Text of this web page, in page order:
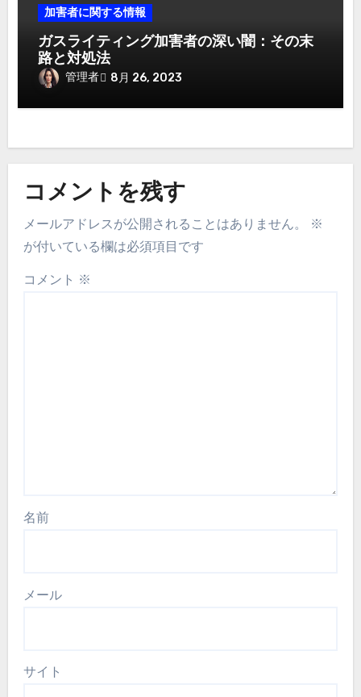
加害者に関する情報
ガスライティング加害者の深い闇：その末
路と対処法
管理者 8月 26, 2023
コメントを残す
メールアドレスが公開されることはありません。
※
が付いている欄は必須項目です
コメント ※
名前
メール
サイト